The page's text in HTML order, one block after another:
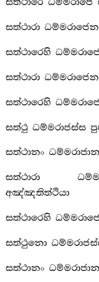
සත්ථාරා
සත්ථාරෙහි
සත්ථාරා
සත්ථාරෙහි
සත්ථු ධම්මරාජස්ස
සත්ථානං
සත්ථාරා
අඤ්ඤතිත්ථියා
සත්ථාරෙහි
සත්ථුනො
සත්ථානං